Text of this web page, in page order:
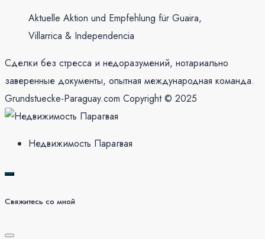
Aktuelle Aktion und Empfehlung für Guaira,
Villarrica & Independencia
Сделки без стресса и недоразумений, нотариально
заверенные документы, опытная международная команда.
Grundstuecke-Paraguay.com Copyright © 2025
Недвижимость Парагвая
Свяжитесь со мной